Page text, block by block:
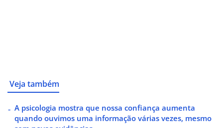
Veja também
A psicologia mostra que nossa confiança aumenta
quando ouvimos uma informação várias vezes, mesmo